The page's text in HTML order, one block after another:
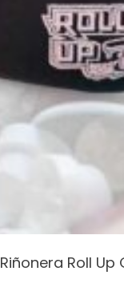
Riñonera Roll Up